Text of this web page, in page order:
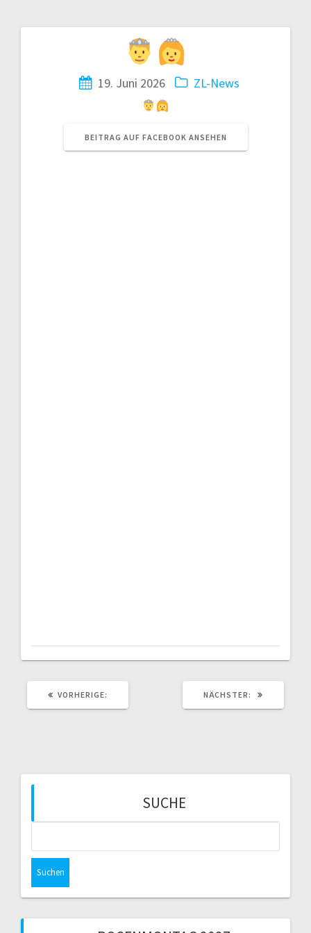
19. Juni 2026 ZL-News
BEITRAG AUF FACEBOOK ANSEHEN
Beitragsnavigation
VORHERIGE: NÄCHSTER:
NÄCHSTER
SUCHE